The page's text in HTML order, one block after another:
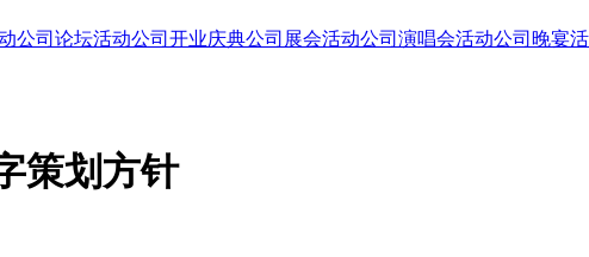
公司 论坛活动公司 开业庆典公司 展会活动公司 演唱会活动公司 晚宴
策划方针